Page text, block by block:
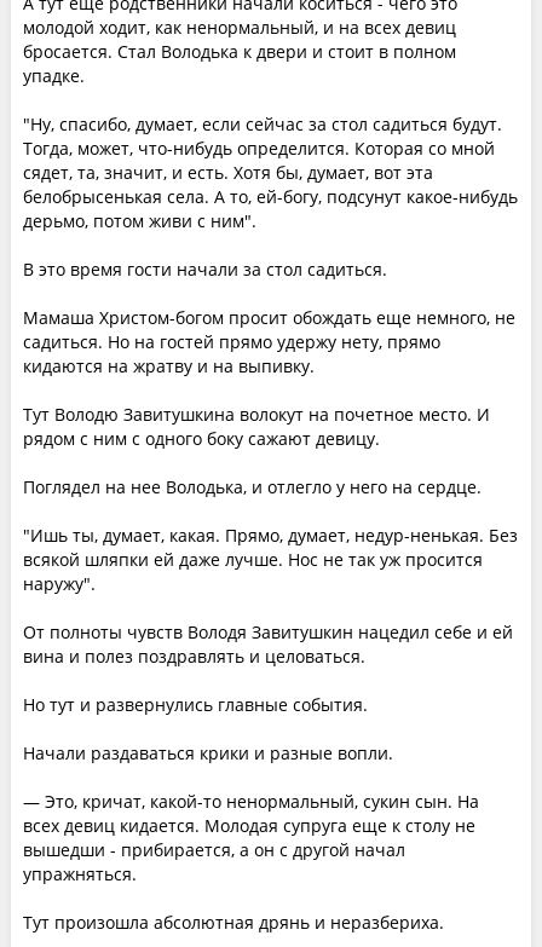
молодой ходит, как ненормальный, и на всех девиц
бросается. Стал Володька к двери и стоит в полном
упадке.
"Ну, спасибо, думает, если сейчас за стол садиться будут.
Тогда, может, что-нибудь определится. Которая со мной
сядет, та, значит, и есть. Хотя бы, думает, вот эта
белобрысенькая села. А то, ей-богу, подсунут какое-нибудь
дерьмо, потом живи с ним".
В это время гости начали за стол садиться.
Мамаша Христом-богом просит обождать еще немного, не
садиться. Но на гостей прямо удержу нету, прямо
кидаются на жратву и на выпивку.
Тут Володю Завитушкина волокут на почетное место. И
рядом с ним с одного боку сажают девицу.
Поглядел на нее Володька, и отлегло у него на сердце.
"Ишь ты, думает, какая. Прямо, думает, недур-ненькая. Без
всякой шляпки ей даже лучше. Нос не так уж просится
наружу".
От полноты чувств Володя Завитушкин нацедил себе и ей
вина и полез поздравлять и целоваться.
Но тут и развернулись главные события.
Начали раздаваться крики и разные вопли.
— Это, кричат, какой-то ненормальный, сукин сын. На
всех девиц кидается. Молодая супруга еще к столу не
вышедши - прибирается, а он с другой начал
упражняться.
Тут произошла абсолютная дрянь и неразбериха.